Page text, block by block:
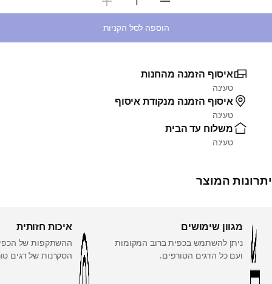
בחירת כמות
הוספה לסל הקניות
איסוף הזמנה מהחנות
טעינה
איסוף הזמנה מנקודת איסוף
טעינה
משלוח עד הבית
טעינה
יתרונות המוצר
מגוון שימושים
ניתן להשתמש בכפית ברוב המקומות
ועם כל הדגים הטורפים.
איכות חזותית
ההשתקפות של
הסקרנות של דגים